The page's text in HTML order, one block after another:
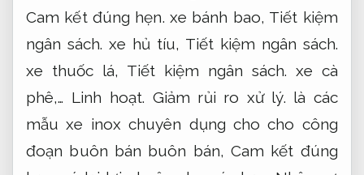
Cam kết đúng hẹn. xe bánh bao, Tiết kiệm
ngân sách. xe hủ tíu, Tiết kiệm ngân sách.
xe thuốc lá, Tiết kiệm ngân sách. xe cà
phê,… Linh hoạt. Giảm rủi ro xử lý. là các
mẫu xe inox chuyên dụng cho cho công
đoạn buôn bán buôn bán, Cam kết đúng